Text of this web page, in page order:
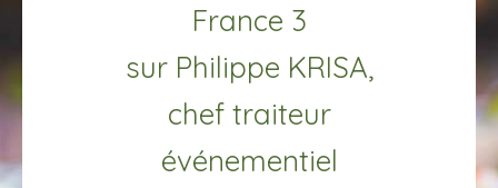
France 3
sur Philippe KRISA,
chef traiteur
événementiel